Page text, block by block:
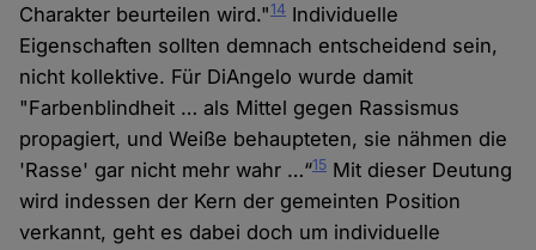
Charakter beurteilen wird."14 Individuelle
Eigenschaften sollten demnach entscheidend sein,
nicht kollektive. Für DiAngelo wurde damit
"Farbenblindheit … als Mittel gegen Rassismus
propagiert, und Weiße behaupteten, sie nähmen die
'Rasse' gar nicht mehr wahr …“15 Mit dieser Deutung
wird indessen der Kern der gemeinten Position
verkannt, geht es dabei doch um individuelle